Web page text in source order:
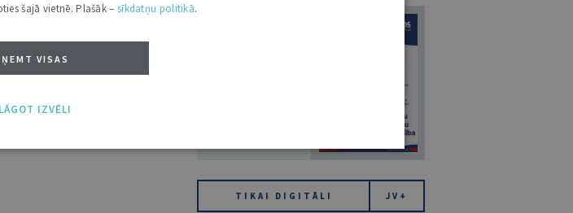
TIKAI DIGITĀLI JV+
šajā vietnē. Plašāk – sīkdatņu politikā.
VISAS
IZVĒLI